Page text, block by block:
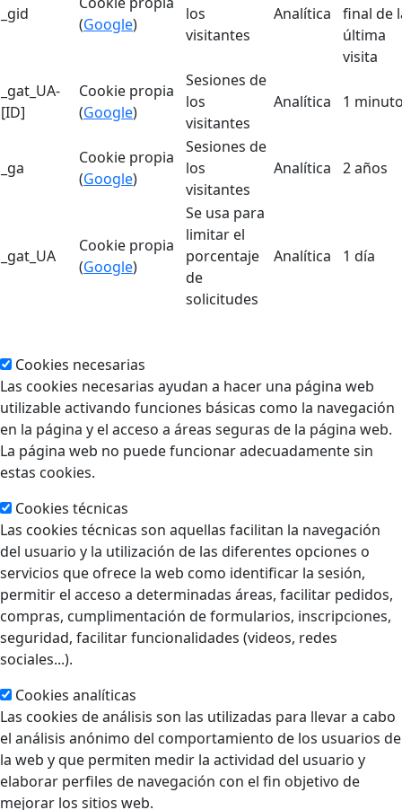
_gid
(Google)
los
visitantes
Analítica
final de
última
visita
_gat_UA-
[ID]
Cookie propia
(Google)
Sesiones de
los
visitantes
Analítica 1
_ga
Cookie propia
(Google)
Sesiones de
los
visitantes
Analítica 2 años
_gat_UA
Cookie propia
(Google)
Se usa para
limitar el
porcentaje
de
solicitudes
Analítica 1 día
Cookies necesarias
Las cookies necesarias ayudan a hacer una página web
utilizable activando funciones básicas como la navegación
en la página y el acceso a áreas seguras de la página web.
La página web no puede funcionar adecuadamente sin
estas cookies.
Cookies técnicas
Las cookies técnicas son aquellas facilitan la navegación
del usuario y la utilización de las diferentes opciones o
servicios que ofrece la web como identificar la sesión,
permitir el acceso a determinadas áreas, facilitar pedidos,
compras, cumplimentación de formularios, inscripciones,
seguridad, facilitar funcionalidades (videos, redes
sociales...).
Cookies analíticas
Las cookies de análisis son las utilizadas para llevar a cabo
el análisis anónimo del comportamiento de los usuarios de
la web y que permiten medir la actividad del usuario y
elaborar perfiles de navegación con el fin objetivo de
mejorar los sitios web.